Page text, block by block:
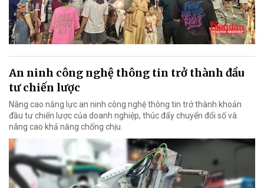
An ninh công nghệ thông tin trở thành đầu
tư chiến lược
Nâng cao năng lực an ninh công nghệ thông tin trở thành khoản
đầu tư chiến lược của doanh nghiệp, thúc đẩy chuyển đổi số và
nâng cao khả năng chống chịu.